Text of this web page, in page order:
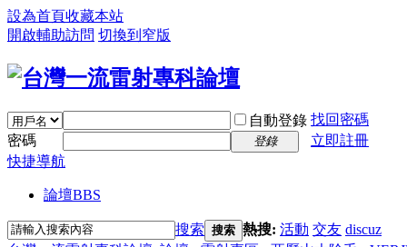
設為首頁收藏本站
開啟輔助訪問 切換到窄版
自動登錄 找回密碼
密碼
登錄
立即註冊
快捷導航
論壇BBS
搜索 搜索 熱搜: 活動 交友 discuz